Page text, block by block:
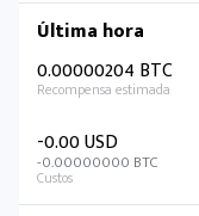
Última hora
0.00000204 BTC
-0.00 USD
-0.00000000 BTC